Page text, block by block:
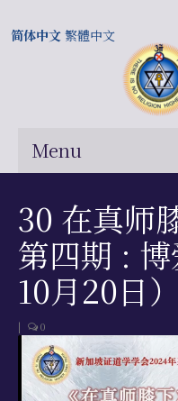
Menu
关于我们
常问问题
总部及历届会长
相关国际网站
伍廷芳与证道学
30 在真师
第四期 :
10月20日）
| 0
简体中文 繁體中文